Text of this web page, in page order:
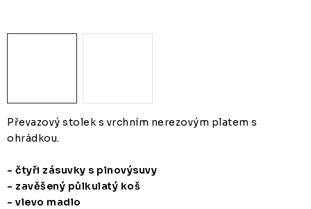
Převazový stolek s vrchním nerezovým platem s
ohrádkou.
- čtyři zásuvky s plnovýsuvy
- zavěšený půlkulatý koš
- vlevo madlo